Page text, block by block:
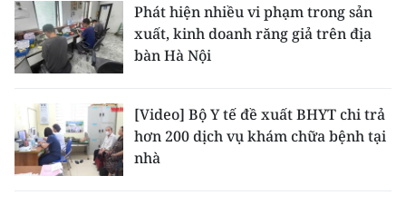
Phát hiện nhiều vi phạm trong sản
xuất, kinh doanh răng giả trên địa
bàn Hà Nội
[Video] Bộ Y tế đề xuất BHYT chi trả
hơn 200 dịch vụ khám chữa bệnh tại
nhà